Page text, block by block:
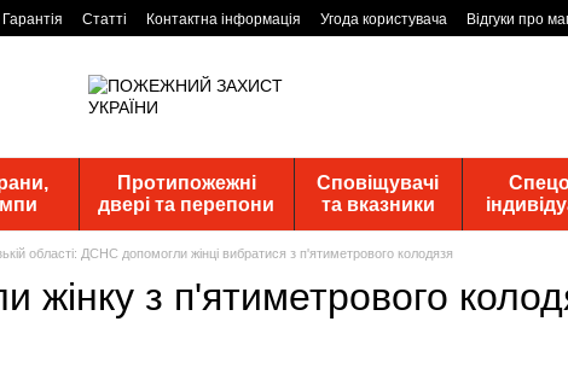
Гарантія Статті Контактна інформація Угода користувача
Відгуки про
Протипожежні
двері та перепони
Сповіщувачі
та вказники
області: ДСНС допомогли жінці вибратися з п'ятиметрового колодязя
з п'ятиметрового